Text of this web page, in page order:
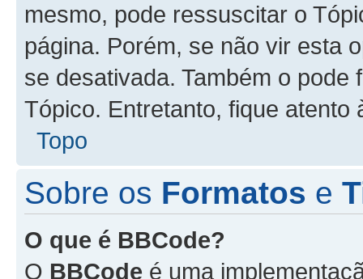
mesmo, pode ressuscitar o
página. Porém, se não vir esta
se desativada. Também o
Tópico. Entretanto, fique atento
Topo
Sobre os Formatos e
O que é BBCode?
O BBCode é uma